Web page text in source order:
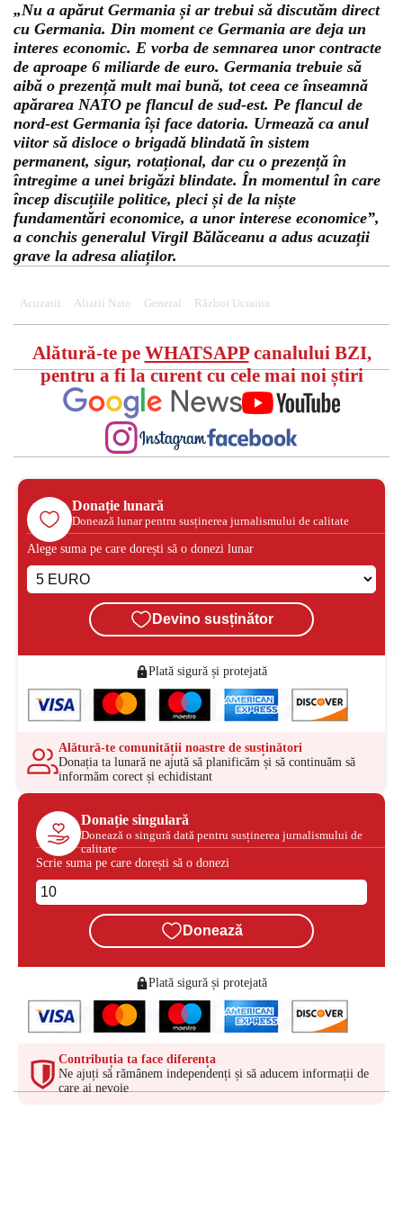
„Nu a apărut Germania și ar trebui să discutăm direct
cu Germania. Din moment ce Germania are deja un
interes economic. E vorba de semnarea unor contracte
de aproape 6 miliarde de euro. Germania trebuie să
aibă o prezență mult mai bună, tot ceea ce înseamnă
apărarea NATO pe flancul de sud-est. Pe flancul de
nord-est Germania își face datoria. Urmează ca anul
viitor să disloce o brigadă blindată în sistem
permanent, sigur, rotațional, dar cu o prezență în
întregime a unei brigăzi blindate. În momentul în care
încep discuțiile politice, pleci și de la niște
fundamentări economice, a unor interese economice”,
a conchis generalul Virgil Bălăceanu a adus acuzații
grave la adresa aliaților.
Acuzatii Aliatii Nato General Război Ucraina
Alătură-te pe WHATSAPPcanalului BZI,
pentru a fi la curent cu cele mai noi știri
Donație lunară
Donează lunar pentru susținerea jurnalismului de calitate
Alege suma pe care dorești să o donezi lunar
Devino susținător
Plată sigură și protejată
Alătură-te comunității noastre de susținători
Donația ta lunară ne ajută să planificăm și să continuăm să
informăm corect și echidistant
Donație singulară
Donează o singură dată pentru susținerea jurnalismului de
calitate
Scrie suma pe care dorești să o donezi
Donează
Plată sigură și protejată
Contribuția ta face diferența
Ne ajuți să rămânem independenți și să aducem informații de
care ai nevoie